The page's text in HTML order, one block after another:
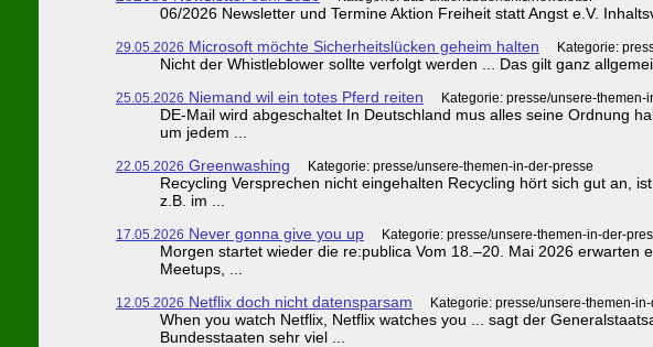
06/2026 Newsletter und Termine Aktion Freiheit statt Angst e.V.
29.05.2026 Microsoft möchte Sicherheitslücken geheim halten Kategorie:
Nicht der Whistleblower sollte verfolgt werden ... Das gilt ganz
25.05.2026 Niemand wil ein totes Pferd reiten Kategorie: presse/unsere-themen-
DE-Mail wird abgeschaltet In Deutschland mus alles seine Ordnung
um jedem ...
22.05.2026 Greenwashing Kategorie: presse/unsere-themen-in-der-presse
Recycling Versprechen nicht eingehalten Recycling hört sich gut an,
z.B. im ...
17.05.2026 Never gonna give you up Kategorie: presse/unsere-themen-in-der-
Morgen startet wieder die re:publica Vom 18.–20. Mai 2026 erwarten
Meetups, ...
12.05.2026 Netflix doch nicht datensparsam Kategorie: presse/unsere-themen-
When you watch Netflix, Netflix watches you ... sagt der
Bundesstaaten sehr viel ...